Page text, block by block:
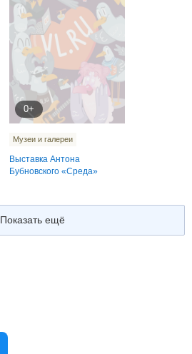
0+
Музеи и галереи
Выставка Антона
Бубновского «Среда»
Показать ещё